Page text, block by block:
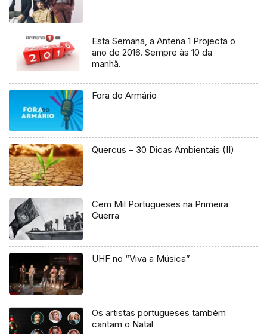
Esta Semana, a Antena 1 Projecta o
ano de 2016. Sempre às 10 da
manhã.
Fora do Armário
Quercus – 30 Dicas Ambientais (II)
Cem Mil Portugueses na Primeira
Guerra
UHF no “Viva a Música”
Os artistas portugueses também
cantam o Natal